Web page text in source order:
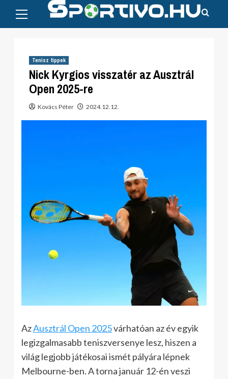
content
Menu
Tenisz tippek
Nick Kyrgios visszatér az Ausztrál
Open 2025-re
Kovács Péter 2024.12.12.
AzAusztrál Open 2025várhatóan az év egyik
legizgalmasabb teniszversenye lesz, hiszen a
világ legjobb játékosai ismét pályára lépnek
Melbourne-ben. A torna január 12-én veszi